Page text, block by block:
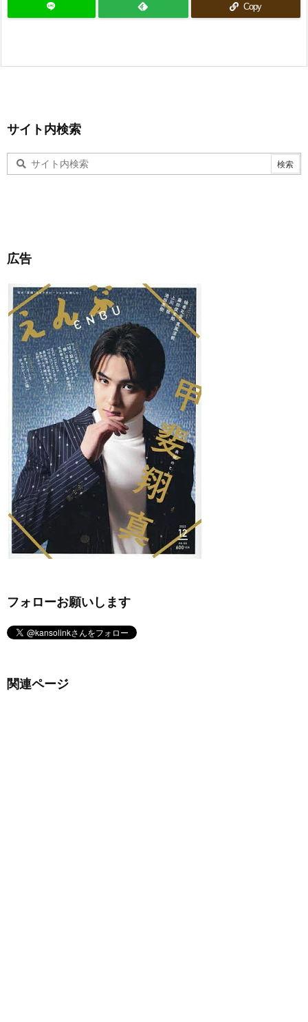
Copy
サイト内検索
広告
フォローお願いします
関連ページ